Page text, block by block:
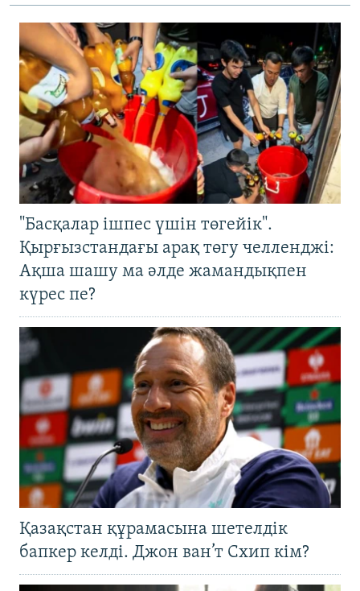
"Басқалар ішпес үшін төгейік".
Қырғызстандағы арақ төгу челленджі:
Ақша шашу ма әлде жамандықпен
күрес пе?
Қазақстан құрамасына шетелдік
бапкер келді. Джон ван’т Схип кім?